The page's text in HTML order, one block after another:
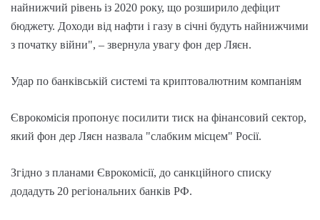
найнижчий рівень із 2020 року, що розширило дефіцит
бюджету. Доходи від нафти і газу в січні будуть найнижчими
з початку війни", – звернула увагу фон дер Ляєн.
Удар по банківській системі та криптовалютним компаніям
Єврокомісія пропонує посилити тиск на фінансовий сектор,
який фон дер Ляєн назвала "слабким місцем" Росії.
Згідно з планами Єврокомісії, до санкційного списку
додадуть 20 регіональних банків РФ.